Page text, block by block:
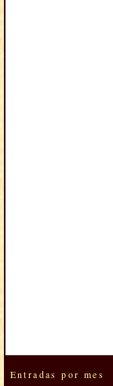
Entradas por mes